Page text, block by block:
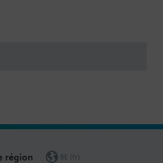
région BE (fr)